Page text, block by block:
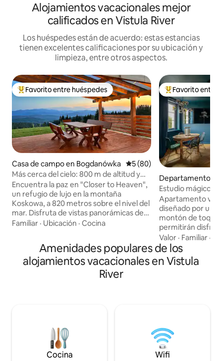
Alojamientos vacacionales mejor
calificados en Vistula River
Los huéspedes están de acuerdo: estas estancias
tienen excelentes calificaciones por su ubicación y
limpieza, entre otros aspectos.
De los mejores en Favorito entre huéspedes
Favorito entre huéspedes
Casa de campo en Bogdanówka Calificación promedio: 5 de
5 (80)
Más cerca del cielo: 800 m de altitud y
spa al aire libre
Encuentra la paz en "Closer to Heaven",
un refugio de lujo en la montaña
Koskowa, a 820 metros sobre el nivel del
mar. Disfruta de vistas panorámicas de
las montañas Beskid Wyspowy y Tatra
rodeada de 2300 metros cuadrados de
terreno privado. Relájate en el spa al aire
libre sin cloro para 5 personas durante
todo el año con 2 asientos de masaje
cerca del cielo, más cerca de ti.
Familiar · Ubicación · Cocina
De los mejores
Favorito entre
Departamento en
Estudio mágico /
al río
Apartamento
diseñado por un
montón de
permitirán
lugar. Situado en
antiguo, en la
profesor» con
es muy acogedor
permite
disponible.
Valor · Familiar ·
Amenidades populares de los
alojamientos vacacionales en Vistula
River
Cocina Wifi